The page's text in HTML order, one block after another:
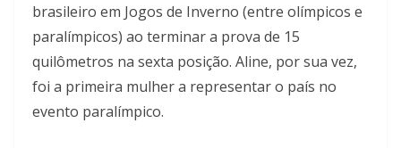
brasileiro em Jogos de Inverno (entre olímpicos e
paralímpicos) ao terminar a prova de 15
quilômetros na sexta posição. Aline, por sua vez,
foi a primeira mulher a representar o país no
evento paralímpico.